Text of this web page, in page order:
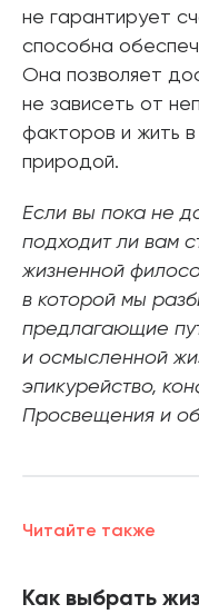
не гарантирует
способна
Она позволяет
не зависеть от
факторов и жить
природой.
Если вы пока не
подходит ли вам
жизненной
в которой мы
предлагающие
и осмысленной
эпикурейство,
Просвещения и
Читайте также
Как выбрать